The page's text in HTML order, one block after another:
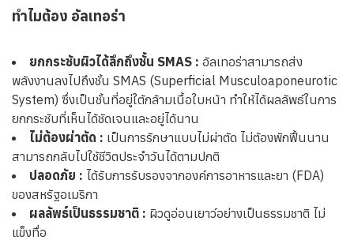
ทำไมต้อง อัลเทอร่า
ยกกระชับผิวได้ลึกถึงชั้น SMAS : อัลเทอร่าสามารถส่ง
พลังงานลงไปถึงชั้น SMAS (Superficial Musculoaponeurotic
System) ซึ่งเป็นชั้นที่อยู่ใต้กล้ามเนื้อใบหน้า ทำให้ได้ผลลัพธ์ในการ
ยกกระชับที่เห็นได้ชัดเจนและอยู่ได้นาน
ไม่ต้องผ่าตัด : เป็นการรักษาแบบไม่ผ่าตัด ไม่ต้องพักฟื้นนาน
สามารถกลับไปใช้ชีวิตประจำวันได้ตามปกติ
ปลอดภัย : ได้รับการรับรองจากองค์การอาหารและยา (FDA)
ของสหรัฐอเมริกา
ผลลัพธ์เป็นธรรมชาติ : ผิวดูอ่อนเยาว์อย่างเป็นธรรมชาติ ไม่
แข็งทื่อ